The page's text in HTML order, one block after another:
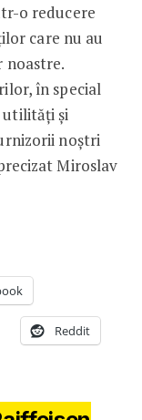
o reducere
care nu au
noastre.
în special
utilități și
noștri
Miroslav
Reddit